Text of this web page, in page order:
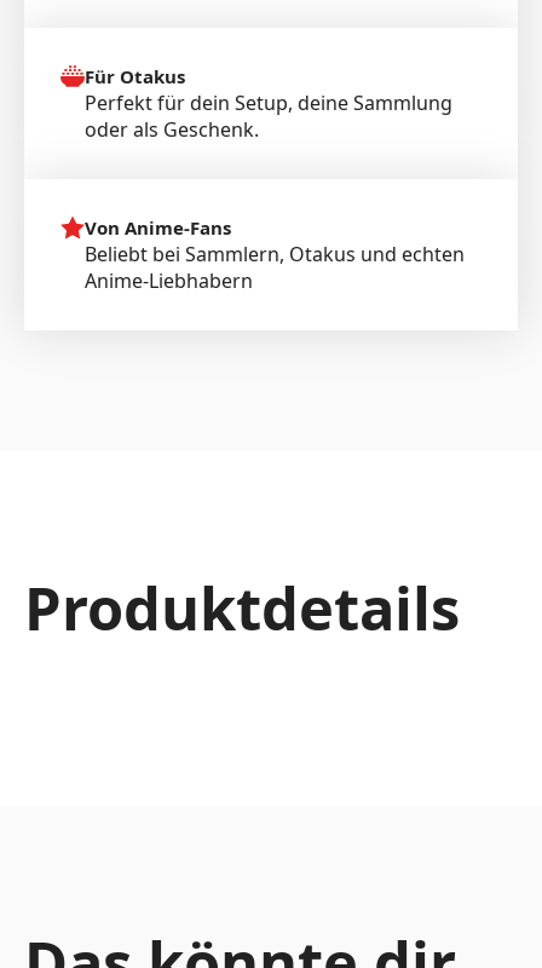
Für Otakus
Perfekt für dein Setup, deine Sammlung
oder als Geschenk.
Von Anime-Fans
Beliebt bei Sammlern, Otakus und echten
Anime-Liebhabern
Produktdetails